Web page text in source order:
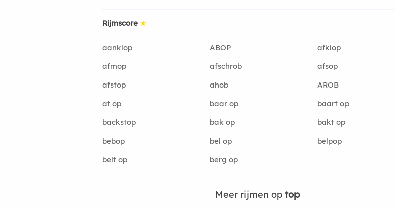
Rijmscore ★
aanklop ABOP
afklop
afmop
afschrob
afsop
afstop
ahob
AROB
at op
baar op
baart op
backstop
bak op
bakt op
bebop
bel op
belpop
belt op
berg op
Meer rijmen op top